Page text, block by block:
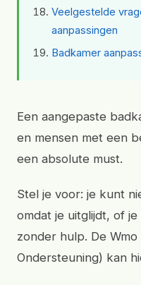
Veelgestelde
aanpassingen
Badkamer
Een aangepaste
en mensen met een
een absolute must.
Stel je voor: je kunt
omdat je uitglijdt, of
zonder hulp. De
Ondersteuning) kan